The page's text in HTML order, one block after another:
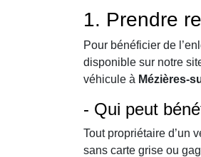
1. Prendre
Pour bénéficier de
disponible sur notre
véhicule à Mézières-
- Qui peut
Tout propriétaire d’un
sans carte grise ou